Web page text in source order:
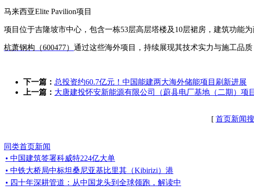
马来西亚Elite Pavilion项目
项目位于吉隆坡市中心，包含一栋53层高层塔楼及10层裙房，建筑功能为
杭萧钢构（600477） 通过这些海外项目，持续展现其技术实力与施工品
下一篇： 总投资约60.7亿元！中国能建两大海外储能项目刷新进展
上一篇： 大唐建投怀安新能源有限公司（蔚县电厂基地（二期）
[ 首页新闻
同类首页新闻
• 中国建筑签署科威特224亿大单
• 中铁大桥局中标坦桑尼亚基比里其（Kibirizi）港
• 四十年深耕管道：从中国龙头到全球领跑，解读中